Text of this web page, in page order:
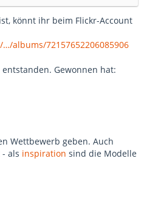
könnt ihr beim Flickr-Account
albums/72157652206085906
Gewonnen hat:
Wettbewerb geben. Auch
als inspiration sind die Modelle